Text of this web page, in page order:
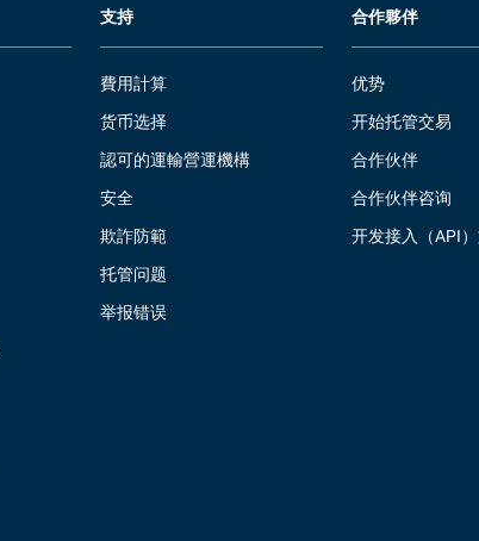
支持
費用計算
货币选择
認可的運輸營運機構
安全
欺詐防範
托管问题
举报错误
合作夥伴
优势
开始托管交易
合作伙伴
合作伙伴咨询
开发接入（API